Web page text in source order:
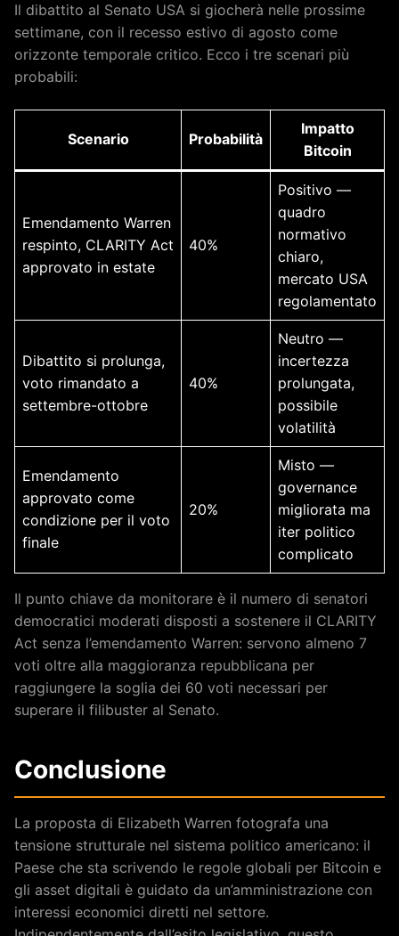
Il dibattito al Senato USA si giocherà nelle prossime
settimane, con il recesso estivo di agosto come
orizzonte temporale critico. Ecco i tre scenari più
probabili:
Scenario Probabilità
Impatto
Bitcoin
Emendamento Warren
respinto, CLARITY Act
approvato in estate
40%
Positivo —
quadro
normativo
chiaro,
mercato USA
regolamentato
Dibattito si prolunga,
voto rimandato a
settembre-ottobre
40%
Neutro —
incertezza
prolungata,
possibile
volatilità
Emendamento
approvato come
condizione per il voto
finale
20%
Misto —
governance
migliorata ma
iter politico
complicato
Il punto chiave da monitorare è il numero di senatori
democratici moderati disposti a sostenere il CLARITY
Act senza l’emendamento Warren: servono almeno 7
voti oltre alla maggioranza repubblicana per
raggiungere la soglia dei 60 voti necessari per
superare il filibuster al Senato.
Conclusione
La proposta di Elizabeth Warren fotografa una
tensione strutturale nel sistema politico americano: il
Paese che sta scrivendo le regole globali per Bitcoin e
gli asset digitali è guidato da un’amministrazione con
interessi economici diretti nel settore.